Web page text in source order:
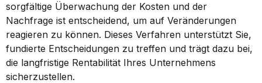
sorgfältige Überwachung der Kosten und der
Nachfrage ist entscheidend, um auf Veränderungen
reagieren zu können. Dieses Verfahren unterstützt Sie,
fundierte Entscheidungen zu treffen und trägt dazu bei,
die langfristige Rentabilität Ihres Unternehmens
sicherzustellen.